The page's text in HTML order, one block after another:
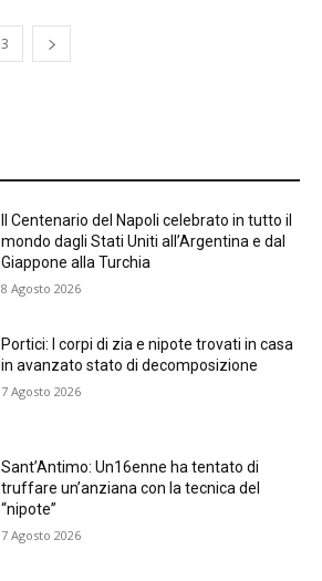
3
Il Centenario del Napoli celebrato in tutto il
mondo dagli Stati Uniti all’Argentina e dal
Giappone alla Turchia
8 Agosto 2026
Portici: I corpi di zia e nipote trovati in casa
in avanzato stato di decomposizione
7 Agosto 2026
Sant’Antimo: Un16enne ha tentato di
truffare un’anziana con la tecnica del
“nipote”
7 Agosto 2026